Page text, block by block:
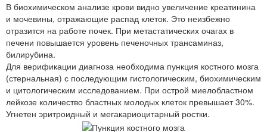
В биохимическом анализе крови видно увеличение креатинина
и мочевины, отражающие распад клеток. Это неизбежно
отразится на работе почек. При метастатических очагах в
печени повышается уровень печеночных трансаминаз,
билирубина.
Для верификации диагноза необходима пункция костного мозга
(стернальная) с последующим гистологическим, биохимическим
и цитологическим исследованием. При острой миелобластном
лейкозе количество бластных молодых клеток превышает 30%.
Угнетен эритроидный и мегакариоцитарный ростки.